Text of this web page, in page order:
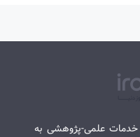
خدمات علمی-پژوهشی به